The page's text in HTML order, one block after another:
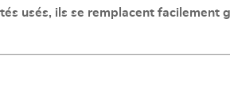
usés, ils se remplacent facilement